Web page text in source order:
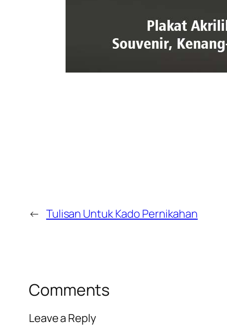
← Tulisan Untuk Kado Pernikahan
Comments
Leave a Reply